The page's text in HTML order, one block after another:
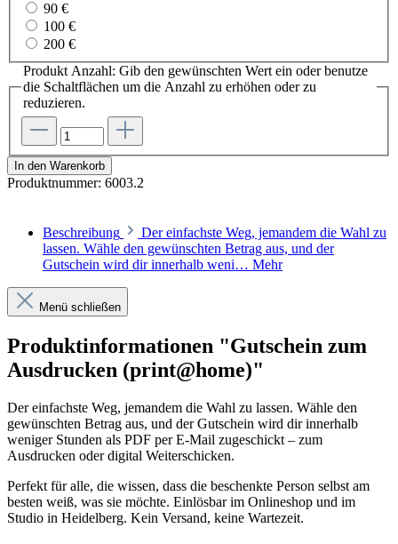
90 €
100 €
200 €
Produkt Anzahl: Gib den gewünschten Wert ein oder benutze
die Schaltflächen um die Anzahl zu erhöhen oder zu
reduzieren.
In den Warenkorb
Produktnummer: 6003.2
Beschreibung
Der einfachste Weg, jemandem die Wahl zu
lassen. Wähle den gewünschten Betrag aus, und der
Gutschein wird dir innerhalb weni… Mehr
Menü schließen
Produktinformationen "Gutschein zum
Ausdrucken (print@home)"
Der einfachste Weg, jemandem die Wahl zu lassen. Wähle den
gewünschten Betrag aus, und der Gutschein wird dir innerhalb
weniger Stunden als PDF per E-Mail zugeschickt – zum
Ausdrucken oder digital Weiterschicken.
Perfekt für alle, die wissen, dass die beschenkte Person selbst am
besten weiß, was sie möchte. Einlösbar im Onlineshop und im
Studio in Heidelberg. Kein Versand, keine Wartezeit.